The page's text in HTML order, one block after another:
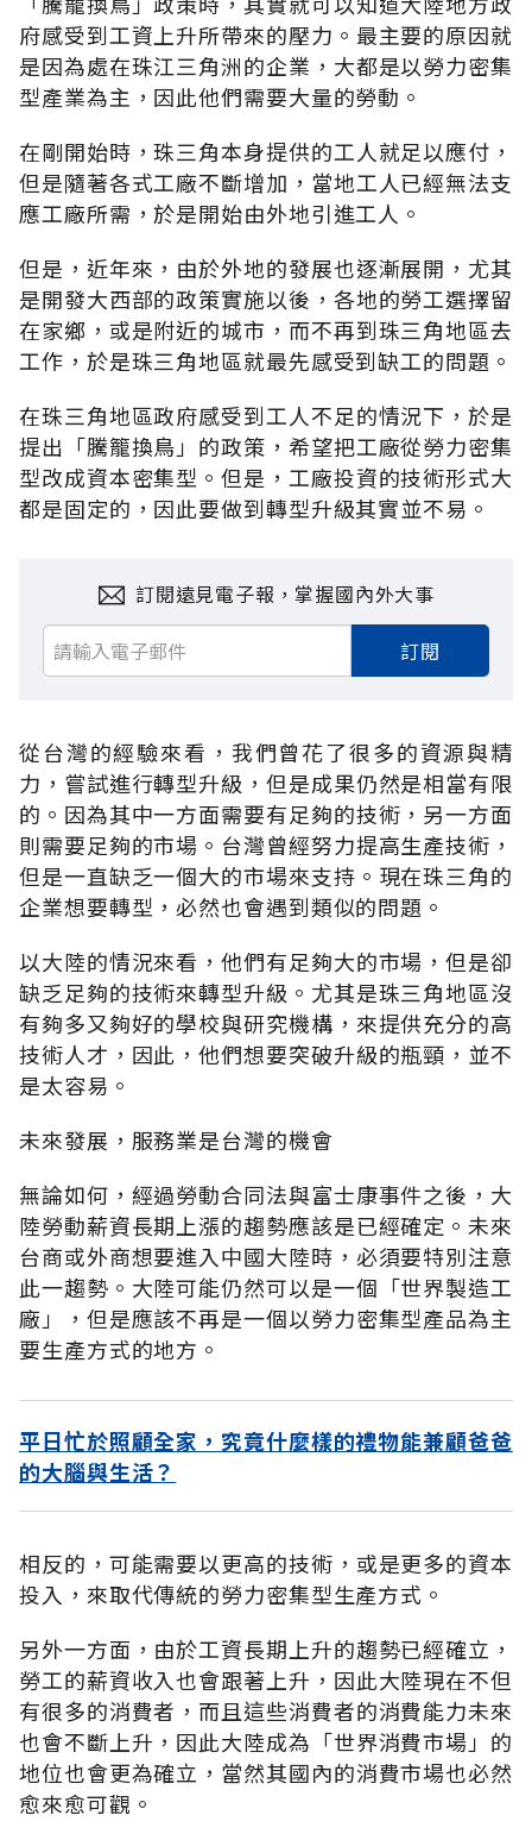
府感受到工資上升所帶來的壓力。最主要的原因就
是因為處在珠江三角洲的企業，大都是以勞力密集
型產業為主，因此他們需要大量的勞動。
在剛開始時，珠三角本身提供的工人就足以應付，
但是隨著各式工廠不斷增加，當地工人已經無法支
應工廠所需，於是開始由外地引進工人。
但是，近年來，由於外地的發展也逐漸展開，尤其
是開發大西部的政策實施以後，各地的勞工選擇留
在家鄉，或是附近的城市，而不再到珠三角地區去
工作，於是珠三角地區就最先感受到缺工的問題。
在珠三角地區政府感受到工人不足的情況下，於是
提出「騰籠換鳥」的政策，希望把工廠從勞力密集
型改成資本密集型。但是，工廠投資的技術形式大
都是固定的，因此要做到轉型升級其實並不易。
訂閱遠見電子報，掌握國內外大事
訂閱
從台灣的經驗來看，我們曾花了很多的資源與精
力，嘗試進行轉型升級，但是成果仍然是相當有限
的。因為其中一方面需要有足夠的技術，另一方面
則需要足夠的市場。台灣曾經努力提高生產技術，
但是一直缺乏一個大的市場來支持。現在珠三角的
企業想要轉型，必然也會遇到類似的問題。
以大陸的情況來看，他們有足夠大的市場，但是卻
缺乏足夠的技術來轉型升級。尤其是珠三角地區沒
有夠多又夠好的學校與研究機構，來提供充分的高
技術人才，因此，他們想要突破升級的瓶頸，並不
是太容易。
未來發展，服務業是台灣的機會
無論如何，經過勞動合同法與富士康事件之後，大
陸勞動薪資長期上漲的趨勢應該是已經確定。未來
台商或外商想要進入中國大陸時，必須要特別注意
此一趨勢。大陸可能仍然可以是一個「世界製造工
廠」，但是應該不再是一個以勞力密集型產品為主
要生產方式的地方。
平日忙於照顧全家，究竟什麼樣的禮物能兼顧爸爸
的大腦與生活？
相反的，可能需要以更高的技術，或是更多的資本
投入，來取代傳統的勞力密集型生產方式。
另外一方面，由於工資長期上升的趨勢已經確立，
勞工的薪資收入也會跟著上升，因此大陸現在不但
有很多的消費者，而且這些消費者的消費能力未來
也會不斷上升，因此大陸成為「世界消費市場」的
地位也會更為確立，當然其國內的消費市場也必然
愈來愈可觀。